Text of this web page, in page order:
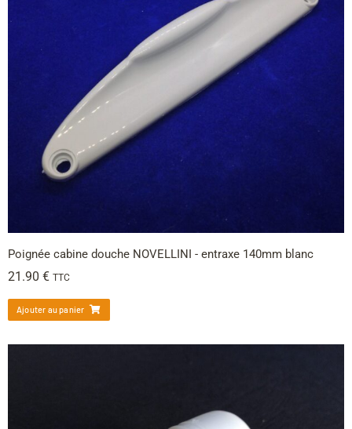
Poignée cabine douche NOVELLINI - entraxe 140mm blanc
21.90 € TTC
Ajouter au panier